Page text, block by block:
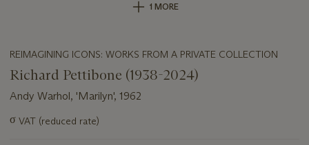
1 MORE
REIMAGINING ICONS: WORKS FROM A PRIVATE COLLECTION
Richard Pettibone (1938-2024)
Andy Warhol, 'Marilyn', 1962
Important
σ VAT (reduced rate)